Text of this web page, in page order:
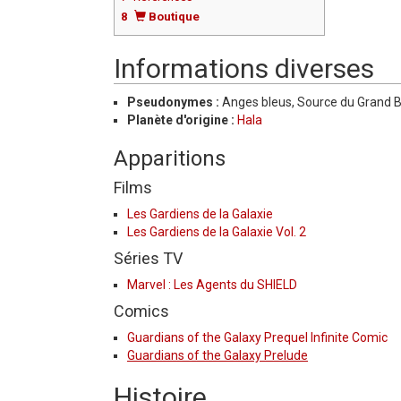
8
Boutique
Informations diverses
Pseudonymes : Anges bleus, Source du Grand
Planète d'origine : Hala
Apparitions
Films
Les Gardiens de la Galaxie
Les Gardiens de la Galaxie Vol. 2
Séries TV
Marvel : Les Agents du SHIELD
Comics
Guardians of the Galaxy Prequel Infinite Comic
Guardians of the Galaxy Prelude